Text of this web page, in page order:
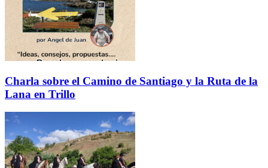
Charla sobre el Camino de Santiago y la Ruta de la
Lana en Trillo